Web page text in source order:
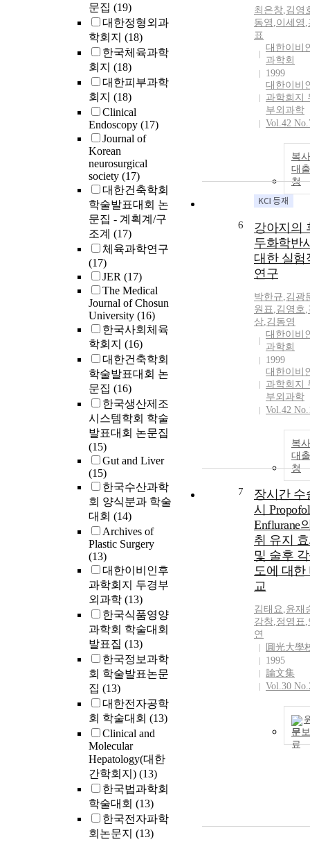
문집 (19)
대한정형외과
학회지 (18)
한국체육과학
회지 (18)
대한피부과학
회지 (18)
Clinical
Endoscopy (17)
Journal of
Korean
neurosurgical
society (17)
대한건축학회
학술발표대회 논
문집 - 계획계/구
조계 (17)
체육과학연구
(17)
JER (17)
The Medical
Journal of Chosun
University (16)
한국사회체육
학회지 (16)
대한건축학회
학술발표대회 논
문집 (16)
한국생산제조
시스템학회 학술
발표대회 논문집
(15)
Gut and Liver
(15)
한국수산과학
회 양식분과 학술
대회 (14)
Archives of
Plastic Surgery
(13)
대한이비인후
과학회지 두경부
외과학 (13)
한국식품영양
과학회 학술대회
발표집 (13)
한국정보과학
회 학술발표논문
집 (13)
대한전자공학
회 학술대회 (13)
Clinical and
Molecular
Hepatology(대한
간학회지) (13)
한국법과학회
학술대회 (13)
한국전자파학
회논문지 (13)
최은창,김영
동영 ,이세영 ,
표
대한이비
과학회
1999
대한이비
과학회지
부외과학
Vol.42
복
대
청
6
강아지의
두화학반
대한 실험
연구
박한규,김광
원표,김영호,
상,김동영
대한이비
과학회
1999
대한이비
과학회지
부외과학
Vol.42
복
대
청
7
장시간 수
시
Enflurane
취 유지
및 술후
도에 대한
교
김태요,윤재
강창,정영표,
연
圓光大學
1995
論文集
Vol.30
문